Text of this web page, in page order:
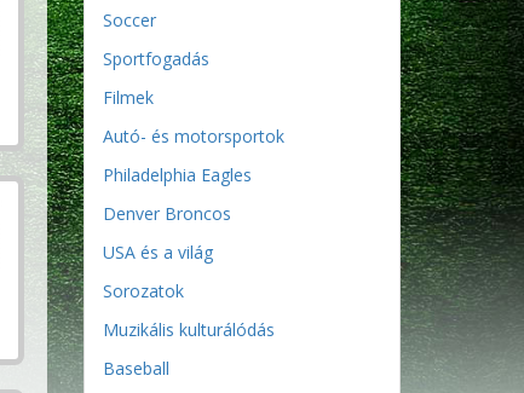
Soccer
Sportfogadás
Filmek
Autó- és motorsportok
Philadelphia Eagles
Denver Broncos
USA és a világ
Sorozatok
Muzikális kulturálódás
Baseball